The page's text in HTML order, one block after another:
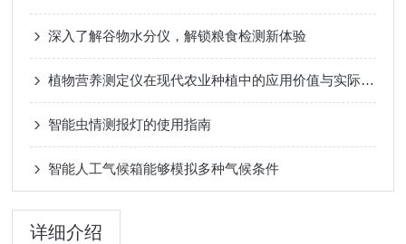
深入了解谷物水分仪，解锁粮食检测新体验
植物营养测定仪在现代农业种植中的应用价值与实际作用
智能虫情测报灯的使用指南
智能人工气候箱能够模拟多种气候条件
详细介绍